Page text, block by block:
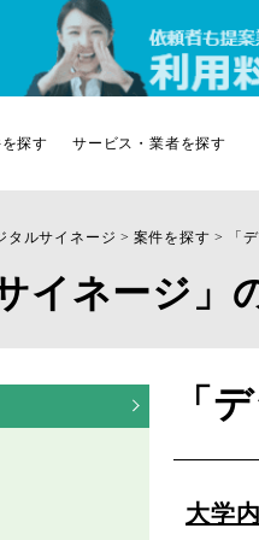
探す サービス・業者を探す
タルサイネージ 案件を探す 「
イネージ」
「
大学